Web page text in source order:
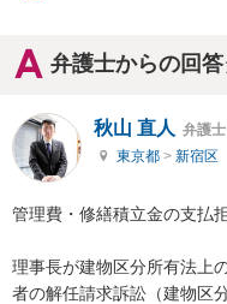
弁護士からの回
秋山 直人 弁護士
東京都 > 新宿区
管理費・修繕積立金の支払
理事長が建物区分所有法上
者の解任請求訴訟（建物区